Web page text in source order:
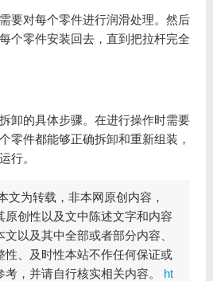
要对每个零件进行润滑处理。然后
个零件安装回去，直到把拉杆完全
卸的具体步骤。在进行操作时需要
零件都能够正确拆卸和重新组装，
行。
文为转载，非本网原创内容，
原创性以及文中陈述文字和内容
以及其中全部或者部分内容、
性、及时性本站不作任何保证或
考，并请自行核实相关内容。 ht